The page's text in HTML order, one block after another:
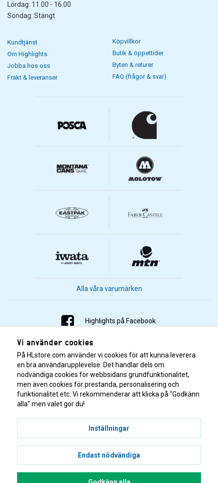
Lördag: 11.00 - 16.00
Söndag: Stängt
Kundtjänst
Om Highlights
Jobba hos oss
Frakt & leveranser
Köpvillkor
Butik & öppettider
Byten & returer
FAQ (frågor & svar)
Alla våra varumärken
Highlights på Facebook
Highlights på Instagram
Highlights på Youtube
Highlights på Tiktok
© 2001–2026 Highlights/KR Distribution AB.
Vi använder cookies
På HLstore.com använder vi cookies för att kunna leverera
en bra användarupplevelse. Det handlar dels om
nödvändiga cookies för webbsidans grundfunktionalitet,
men även cookies för prestanda, personalisering och
funktionalitet etc. Vi rekommenderar att klicka på "Godkänn
alla" men valet gör du!
Inställningar
Endast nödvändiga